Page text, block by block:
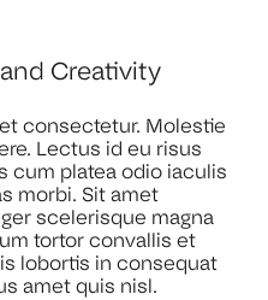
Creativity
consectetur. Molestie
Lectus id eu risus
cum platea odio iaculis
morbi. Sit amet
scelerisque magna
tortor convallis et
lobortis in consequat
amet quis nisl.